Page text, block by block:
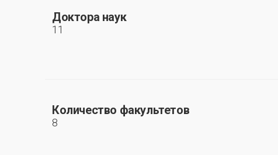
Доктора наук
11
Количество факультетов
8